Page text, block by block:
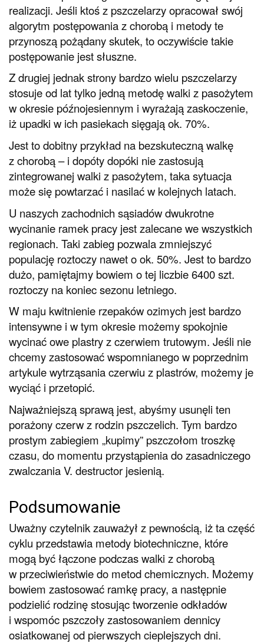
realizacji. Jeśli ktoś z pszczelarzy opracował swój
algorytm postępowania z chorobą i metody te
przynoszą pożądany skutek, to oczywiście takie
postępowanie jest słuszne.
Z drugiej jednak strony bardzo wielu pszczelarzy
stosuje od lat tylko jedną metodę walki z pasożytem
w okresie późnojesiennym i wyrażają zaskoczenie,
iż upadki w ich pasiekach sięgają ok. 70%.
Jest to dobitny przykład na bezskuteczną walkę
z chorobą – i dopóty dopóki nie zastosują
zintegrowanej walki z pasożytem, taka sytuacja
może się powtarzać i nasilać w kolejnych latach.
U naszych zachodnich sąsiadów dwukrotne
wycinanie ramek pracy jest zalecane we wszystkich
regionach. Taki zabieg pozwala zmniejszyć
populację roztoczy nawet o ok. 50%. Jest to bardzo
dużo, pamiętajmy bowiem o tej liczbie 6400 szt.
roztoczy na koniec sezonu letniego.
W maju kwitnienie rzepaków ozimych jest bardzo
intensywne i w tym okresie możemy spokojnie
wycinać owe plastry z czerwiem trutowym. Jeśli nie
chcemy zastosować wspomnianego w poprzednim
artykule wytrząsania czerwiu z plastrów, możemy je
wyciąć i przetopić.
Najważniejszą sprawą jest, abyśmy usunęli ten
porażony czerw z rodzin pszczelich. Tym bardzo
prostym zabiegiem „kupimy” pszczołom troszkę
czasu, do momentu przystąpienia do zasadniczego
zwalczania V. destructor jesienią.
Podsumowanie
Uważny czytelnik zauważył z pewnością, iż ta część
cyklu przedstawia metody biotechniczne, które
mogą być łączone podczas walki z chorobą
w przeciwieństwie do metod chemicznych. Możemy
bowiem zastosować ramkę pracy, a następnie
podzielić rodzinę stosując tworzenie odkładów
i wspomóc pszczoły zastosowaniem dennicy
osiatkowanej od pierwszych cieplejszych dni.